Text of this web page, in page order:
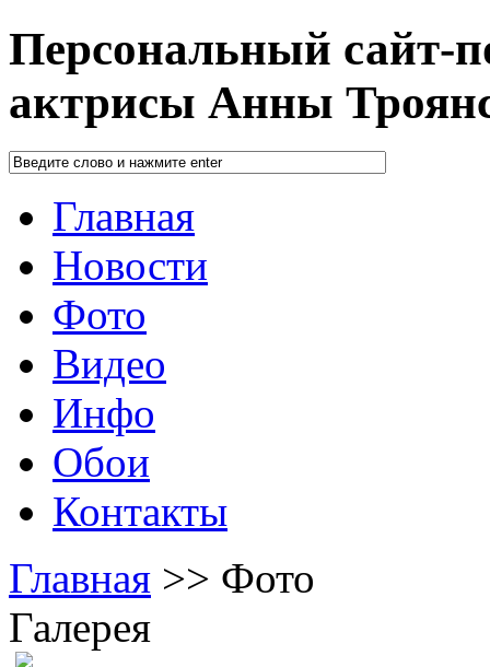
Персональный сайт-
актрисы Анны
Главная
Новости
Фото
Видео
Инфо
Обои
Контакты
Главная >> Фото
Галерея